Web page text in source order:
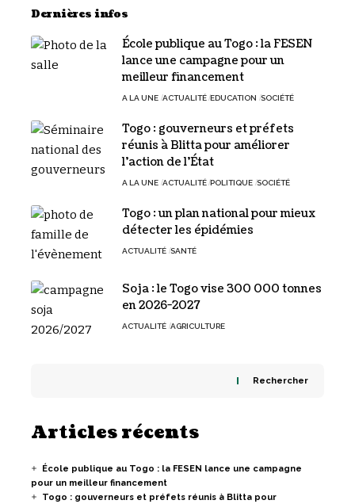
Dernières infos
École publique au Togo : la FESEN
lance une campagne pour un
meilleur financement
A LA UNE ACTUALITÉ EDUCATION SOCIÉTÉ
Togo : gouverneurs et préfets
réunis à Blitta pour améliorer
l’action de l’État
A LA UNE ACTUALITÉ POLITIQUE SOCIÉTÉ
Togo : un plan national pour mieux
détecter les épidémies
ACTUALITÉ SANTÉ
Soja : le Togo vise 300 000 tonnes
en 2026-2027
ACTUALITÉ AGRICULTURE
Rechercher
Articles récents
École publique au Togo : la FESEN lance une campagne
pour un meilleur financement
Togo : gouverneurs et préfets réunis à Blitta pour